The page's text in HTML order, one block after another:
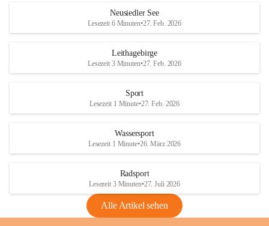
S
und den daraus folgenden wirtschaftlichen
Maßnahmen zur Bekämpfung
Rebe und der Amerikanischen
Anhang VBl. EU Nr. 18
1 Seite•1,4 MB
VBl. EU Nr. 18_2026
r
S
Neusiedler See
Lesezeit 6 Minuten•27. Feb. 2026
Leithagebirge
Lesezeit 3 Minuten•27. Feb. 2026
Sport
Lesezeit 1 Minute•27. Feb. 2026
Wassersport
Lesezeit 1 Minute•26. März 2026
Radsport
Lesezeit 3 Minuten•27. Juli 2026
Alle Artikel sehen